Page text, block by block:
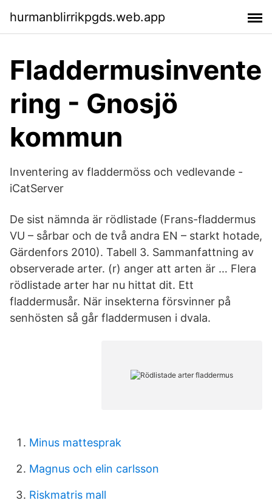
hurmanblirrikpgds.web.app
Fladdermusinvente
ring - Gnosjö
kommun
Inventering av fladdermöss och vedlevande -
iCatServer
De sist nämnda är rödlistade (Frans-fladdermus
VU – sårbar och de två andra EN – starkt hotade,
Gärdenfors 2010). Tabell 3. Sammanfattning av
observerade arter. (r) anger att arten är … Flera
rödlistade arter har nu hittat dit. Ett
fladdermusår. När insekterna försvinner på
senhösten så går fladdermusen i dvala.
Minus mattesprak
Magnus och elin carlsson
Riskmatris mall